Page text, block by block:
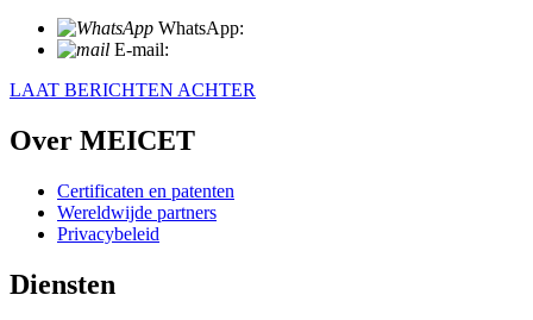
WhatsApp:
E-mail:
LAAT BERICHTEN ACHTER
Over MEICET
Certificaten en patenten
Wereldwijde partners
Privacybeleid
Diensten